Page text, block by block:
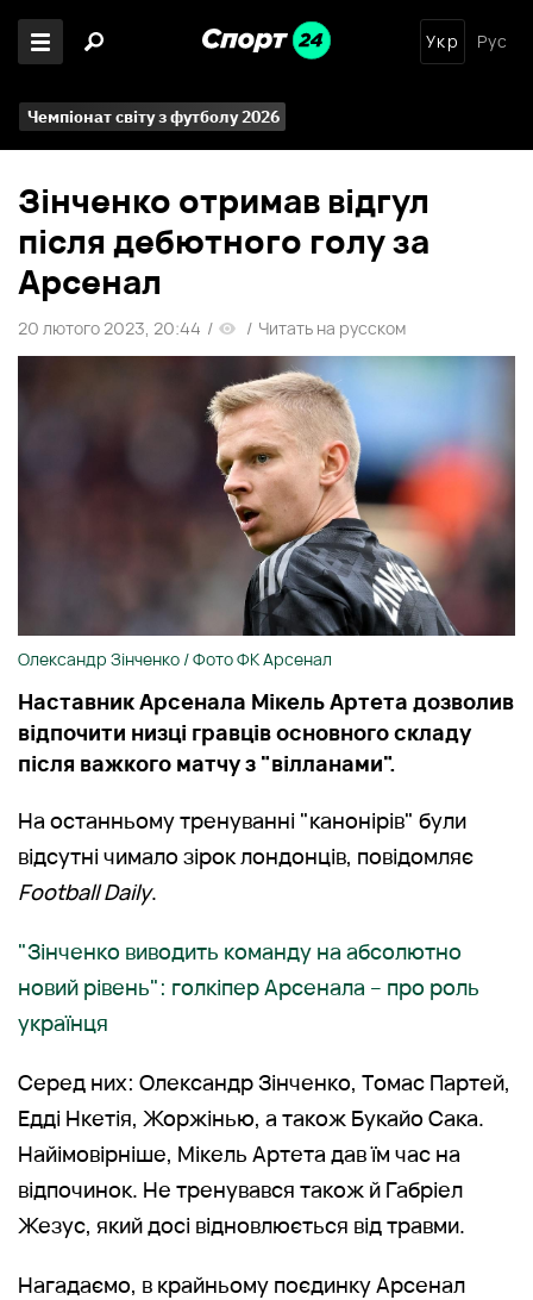
Укр Рус
Чемпіонат світу з футболу 2026
Зінченко отримав відгул
після дебютного голу за
Арсенал
20 лютого 2023, 20:44 / / Читать на русском
Олександр Зінченко / Фото ФК Арсенал
Наставник Арсенала Мікель Артета дозволив
відпочити низці гравців основного складу
після важкого матчу з "вілланами".
На останньому тренуванні "канонірів" були
відсутні чимало зірок лондонців, повідомляє
Football Daily.
"Зінченко виводить команду на абсолютно
новий рівень": голкіпер Арсенала – про роль
українця
Серед них: Олександр Зінченко, Томас Партей,
Едді Нкетія, Жоржінью, а також Букайо Сака.
Найімовірніше, Мікель Артета дав їм час на
відпочинок. Не тренувався також й Габріел
Жезус, який досі відновлюється від травми.
Нагадаємо, в крайньому поєдинку Арсенал